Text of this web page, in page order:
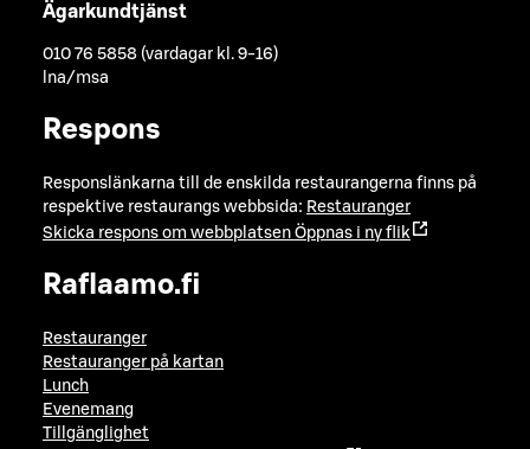
Ägarkundtjänst
010 76 5858 (vardagar kl. 9-16)
lna/msa
Respons
Responslänkarna till de enskilda restaurangerna finns på
respektive restaurangs webbsida: Restauranger
Skicka respons om webbplatsen Öppnas i ny flik
Raflaamo.fi
Restauranger
Restauranger på kartan
Lunch
Evenemang
Tillgänglighet